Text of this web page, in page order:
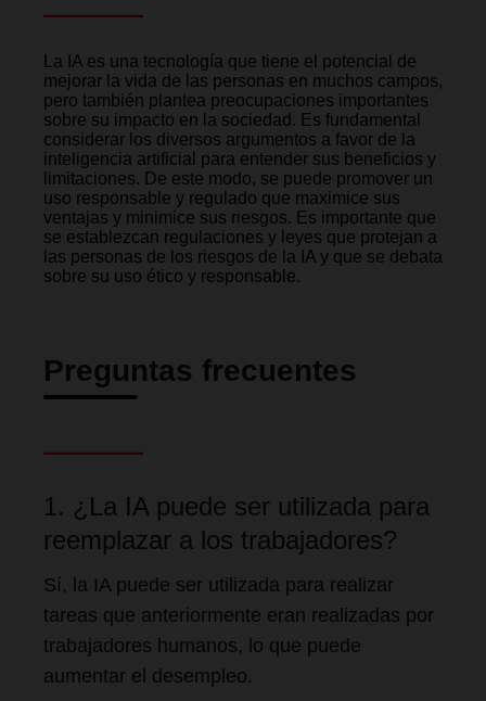
La IA es una tecnología que tiene el potencial de
mejorar la vida de las personas en muchos campos,
pero también plantea preocupaciones importantes
sobre su impacto en la sociedad. Es fundamental
considerar los diversos argumentos a favor de la
inteligencia artificial para entender sus beneficios y
limitaciones. De este modo, se puede promover un
uso responsable y regulado que maximice sus
ventajas y minimice sus riesgos. Es importante que
se establezcan regulaciones y leyes que protejan a
las personas de los riesgos de la IA y que se debata
sobre su uso ético y responsable.
Preguntas frecuentes
1. ¿La IA puede ser utilizada para
reemplazar a los trabajadores?
Sí, la IA puede ser utilizada para realizar
tareas que anteriormente eran realizadas por
trabajadores humanos, lo que puede
aumentar el desempleo.